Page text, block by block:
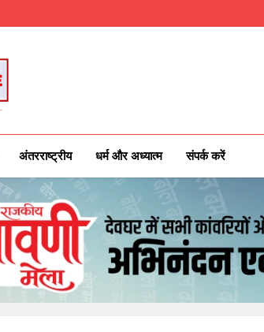
Leading Local News Network
अंतरराष्ट्रीय धर्म और अध्यात्म संपर्क करें